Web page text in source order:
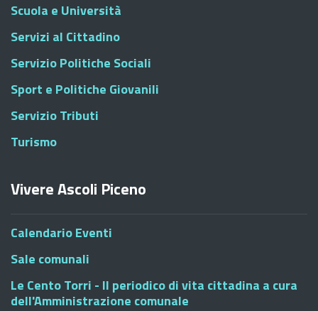
Scuola e Università
Servizi al Cittadino
Servizio Politiche Sociali
Sport e Politiche Giovanili
Servizio Tributi
Turismo
Vivere Ascoli Piceno
Calendario Eventi
Sale comunali
Le Cento Torri - Il periodico di vita cittadina a cura
dell'Amministrazione comunale